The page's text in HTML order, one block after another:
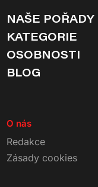
NAŠE POŘADY
KATEGORIE
OSOBNOSTI
BLOG
O nás
Redakce
Zásady cookies